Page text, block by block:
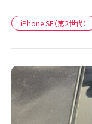
iPhone SE（第2世代）